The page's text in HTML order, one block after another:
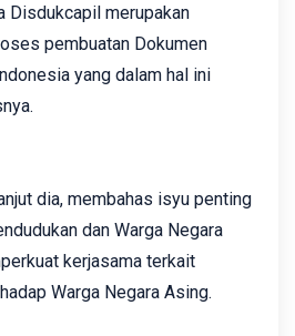
Disdukcapil merupakan
pembuatan Dokumen
yang dalam hal ini
dia, membahas isyu penting
dan Warga Negara
kerjasama terkait
Warga Negara Asing.